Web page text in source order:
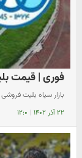
فوری | قیمت
بازار سیاه بلیت
۲۲ آذر ۱۴۰۲ | ۱۲:۰